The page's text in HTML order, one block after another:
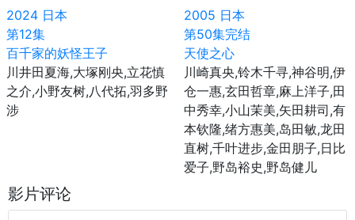
2024 日本
第12集
百千家的妖怪王子
川井田夏海,大塚刚央,立花慎
之介,小野友树,八代拓,羽多野
涉
2005 日本
第50集完结
天使之心
川崎真央,铃木千寻,神谷明,伊
仓一惠,玄田哲章,麻上洋子,田
中秀幸,小山茉美,矢田耕司,有
本钦隆,绪方惠美,岛田敏,龙田
直树,千叶进步,金田朋子,日比
爱子,野岛裕史,野岛健儿
影片评论